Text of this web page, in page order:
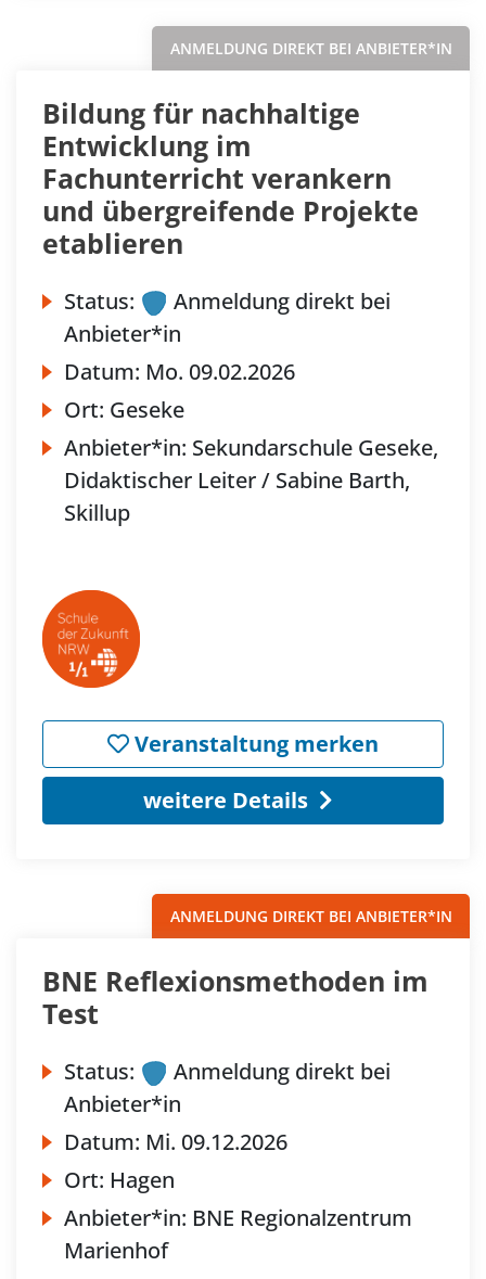
ANMELDUNG DIREKT BEI ANBIETER*IN
Bildung für nachhaltige
Entwicklung im
Fachunterricht verankern
und übergreifende Projekte
etablieren
Status:
Anmeldung direkt bei
Anbieter*in
Datum: Mo. 09.02.2026
Ort: Geseke
Anbieter*in: Sekundarschule Geseke,
Didaktischer Leiter / Sabine Barth,
Skillup
Veranstaltung merken
weitere Details
ANMELDUNG DIREKT BEI ANBIETER*IN
BNE Reflexionsmethoden im
Test
Status:
Anmeldung direkt bei
Anbieter*in
Datum: Mi. 09.12.2026
Ort: Hagen
Anbieter*in: BNE Regionalzentrum
Marienhof